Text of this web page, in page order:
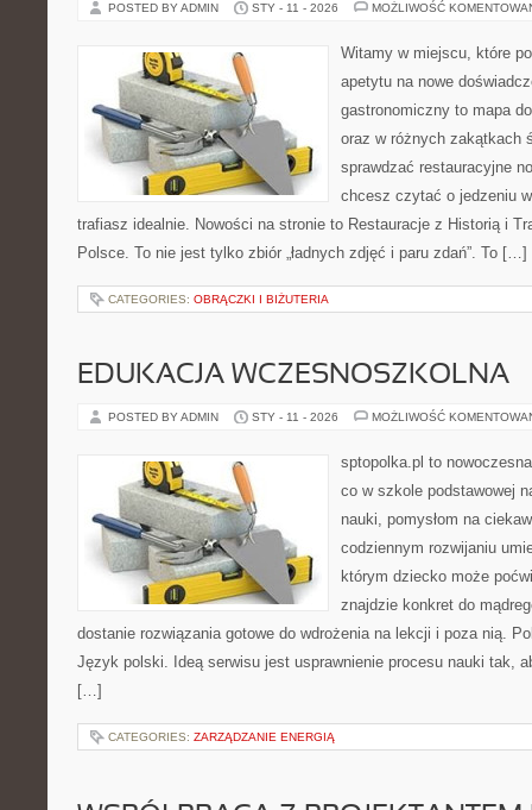
POSTED BY ADMIN STY - 11 - 2026 MOŻLIWOŚĆ
Witamy w miejscu, które
apetytu na nowe
gastronomiczny to mapa
oraz w różnych zakątkach
sprawdzać restauracyjne
chcesz czytać o jedzeniu
trafiasz idealnie. Nowości na stronie to Restauracje z Historią i
Polsce. To nie jest tylko zbiór „ładnych zdjęć i paru zdań”. To […]
CATEGORIES: OBRĄCZKI I BIŻUTERIA
EDUKACJA WCZESNOSZKOLNA
POSTED BY ADMIN STY - 11 - 2026 MOŻLIWOŚĆ
sptopolka.pl to
co w szkole podstawowej
nauki, pomysłom na
codziennym rozwijaniu
którym dziecko może
znajdzie konkret do
dostanie rozwiązania gotowe do wdrożenia na lekcji i poza nią.
Język polski. Ideą serwisu jest usprawnienie procesu nauki tak,
[…]
CATEGORIES: ZARZĄDZANIE ENERGIĄ